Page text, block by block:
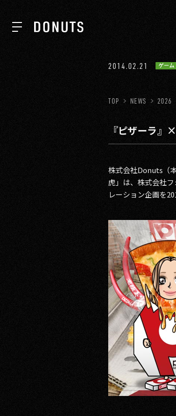
ABOUT
SERVICES
RECRUIT
CONTACT
PRIVACY POLICY
2014.02.21 ゲーム
TOP NEWS 2026
『ピザーラ』
株式会社Donuts（
虎」は、株式会社
レーション企画を